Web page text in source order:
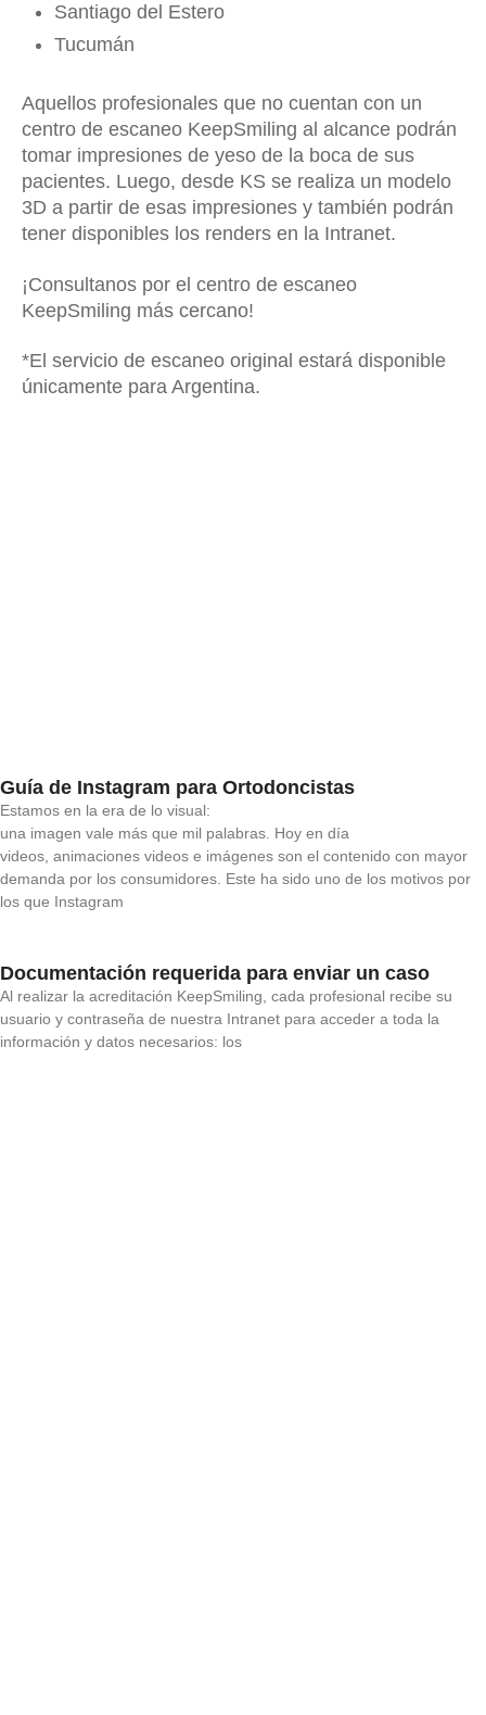
Santiago del Estero
Tucumán
Aquellos profesionales que no cuentan con un
centro de escaneo KeepSmiling al alcance podrán
tomar impresiones de yeso de la boca de sus
pacientes. Luego, desde KS se realiza un modelo
3D a partir de esas impresiones y también podrán
tener disponibles los renders en la Intranet.
¡Consultanos por el centro de escaneo
KeepSmiling más cercano!
*El servicio de escaneo original estará disponible
únicamente para Argentina.
Guía de Instagram para Ortodoncistas
Estamos en la era de lo visual:
una imagen vale más que mil palabras. Hoy en día
videos, animaciones videos e imágenes son el contenido con mayor
demanda por los consumidores. Este ha sido uno de los motivos por
los que Instagram
Documentación requerida para enviar un caso
Al realizar la acreditación KeepSmiling, cada profesional recibe su
usuario y contraseña de nuestra Intranet para acceder a toda la
información y datos necesarios: los